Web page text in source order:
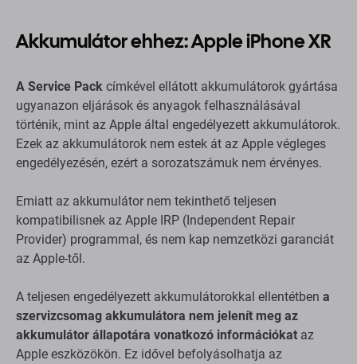
Akkumulátor ehhez: Apple iPhone XR
A Service Pack címkével ellátott akkumulátorok gyártása
ugyanazon eljárások és anyagok felhasználásával
történik, mint az Apple által engedélyezett akkumulátorok.
Ezek az akkumulátorok nem estek át az Apple végleges
engedélyezésén, ezért a sorozatszámuk nem érvényes.
Emiatt az akkumulátor nem tekinthető teljesen
kompatibilisnek az Apple IRP (Independent Repair
Provider) programmal, és nem kap nemzetközi garanciát
az Apple-től.
A teljesen engedélyezett akkumulátorokkal ellentétben a
szervizcsomag akkumulátora nem jelenít meg az
akkumulátor állapotára vonatkozó információkat az
Apple eszközökön. Ez idővel befolyásolhatja az